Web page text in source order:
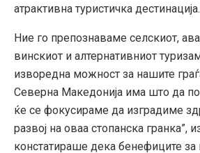
атрактивна туристичка дестинација.
Ние го препознаваме селскиот,
винскиот и алтернативниот
изворедна можност за нашите
Северна Македонија има што да
ќе се фокусираме да изградиме
развој на оваа стопанска гранка”,
констатираше дека бенефиците за